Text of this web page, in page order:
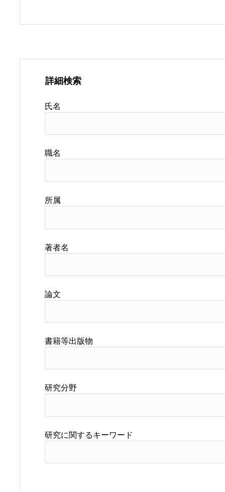
詳細検索
氏名
職名
所属
著者名
論文
書籍等出版物
研究分野
研究に関するキーワード